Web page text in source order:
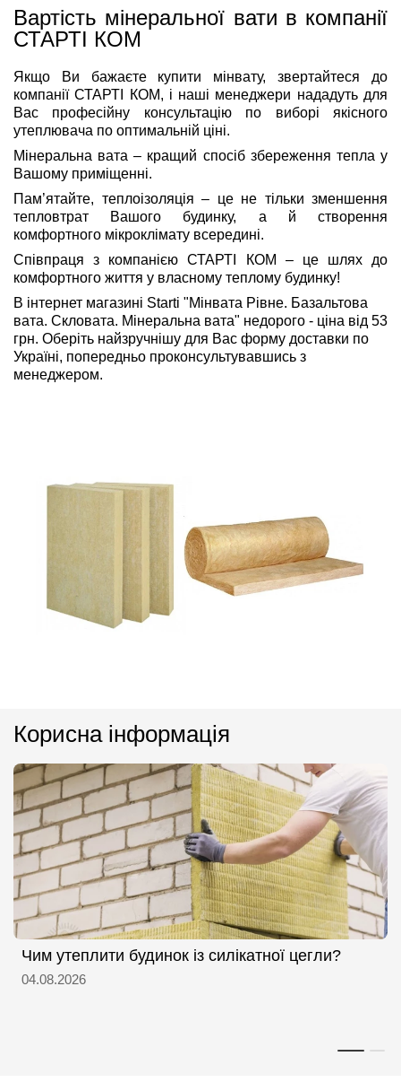
Вартість мінеральної вати в компанії
СТАРТІ КОМ
Якщо Ви бажаєте купити мінвату, звертайтеся до
компанії СТАРТІ КОМ, і наші менеджери нададуть для
Вас професійну консультацію по виборі якісного
утеплювача по оптимальній ціні.
Мінеральна вата – кращий спосіб збереження тепла у
Вашому приміщенні.
Пам’ятайте, теплоізоляція – це не тільки зменшення
тепловтрат Вашого будинку, а й створення
комфортного мікроклімату всередині.
Співпраця з компанією СТАРТІ КОМ – це шлях до
комфортного життя у власному теплому будинку!
В інтернет магазині Starti "Мінвата Рівне. Базальтова
вата. Скловата. Мінеральна вата" недорого - ціна від 53
грн. Оберіть найзручнішу для Вас форму доставки по
Україні, попередньо проконсультувавшись з
менеджером.
Корисна інформація
Чим утеплити будинок із силікатної цегли?
04.08.2026